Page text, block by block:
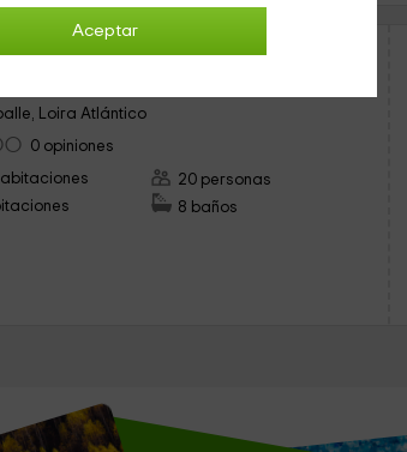
Aceptar
Loira Atlántico
0 opiniones
20 personas
8 baños